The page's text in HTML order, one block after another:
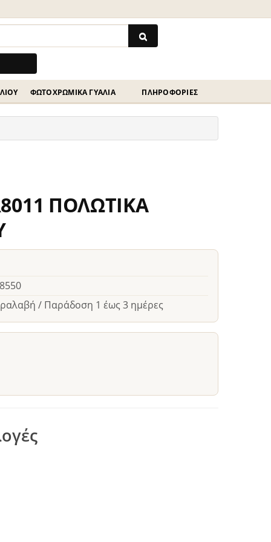
ΦΩΤΟΧΡΩΜΙΚΆ ΓΥΑΛΙΆ ΠΛΗΡΟΦΟΡΙΕΣ
ΠΟΛΩΤΙΚΑ
/ Παράδοση 1 έως 3 ημέρες